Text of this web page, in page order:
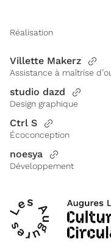
Réalisation
Villette Makerz
Assistance à maîtrise
studio dazd
Design graphique
Ctrl S
Écoconception
noesya
Développement